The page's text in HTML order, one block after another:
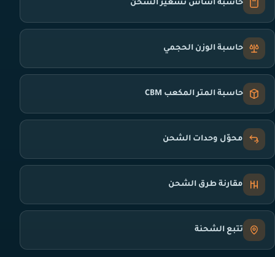
حاسبة أساس تسعير الشحن
حاسبة الوزن الحجمي
حاسبة المتر المكعب CBM
محوّل وحدات الشحن
مقارنة طرق الشحن
تتبع الشحنة